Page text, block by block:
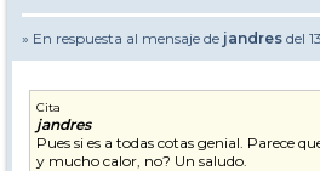
» En respuesta al mensaje de jandres del
Cita
jandres
Pues si es a todas cotas genial. Parece
y mucho calor, no? Un saludo.